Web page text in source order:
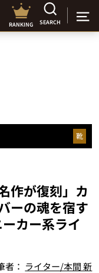
RANKING SEARCH
靴
作が復刻」カ
ーの魂を宿す
カー系ライ
者： ライター/本間 新